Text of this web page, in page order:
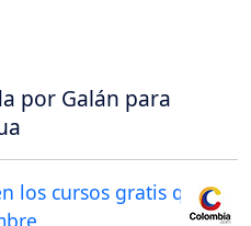
por Galán para